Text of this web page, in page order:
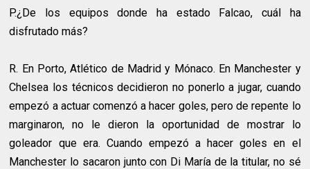
P.¿De los equipos donde ha estado Falcao, cuál ha
disfrutado más?
R. En Porto, Atlético de Madrid y Mónaco. En Manchester y
Chelsea los técnicos decidieron no ponerlo a jugar, cuando
empezó a actuar comenzó a hacer goles, pero de repente lo
marginaron, no le dieron la oportunidad de mostrar lo
goleador que era. Cuando empezó a hacer goles en el
Manchester lo sacaron junto con Di María de la titular, no sé